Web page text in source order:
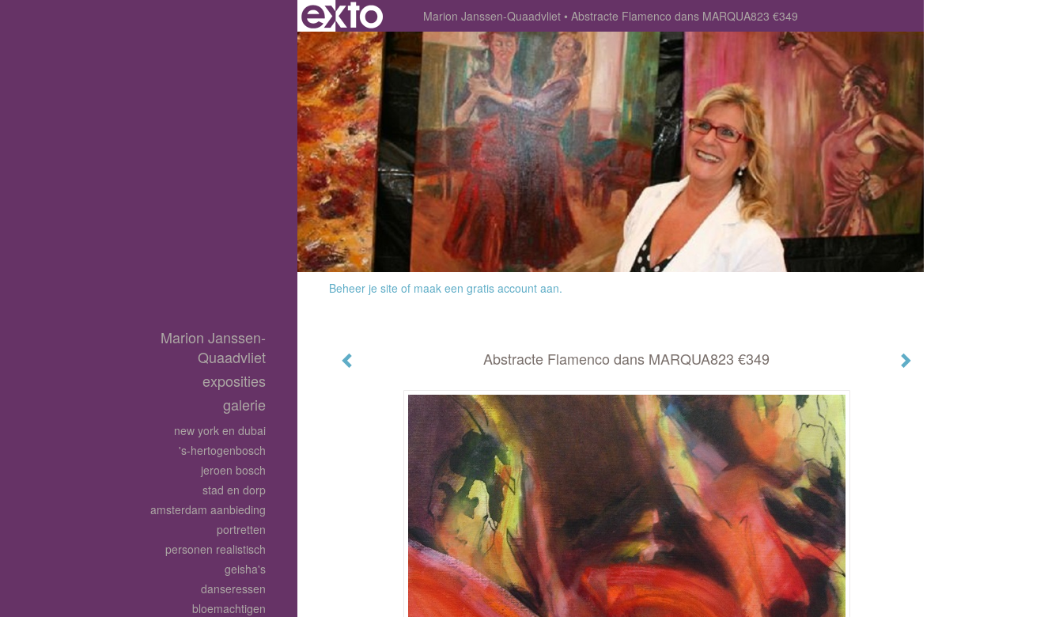
Marion Janssen-Quaadvliet Abstracte Flamenco dans MARQUA823 €349
Beheer je site of maak een gratis account aan.
Abstracte Flamenco dans MARQUA823 €349
Marion Janssen-
Quaadvliet
exposities
galerie
new york en dubai
's-hertogenbosch
jeroen bosch
stad en dorp
amsterdam aanbieding
portretten
personen realistisch
geisha's
danseressen
bloemachtigen